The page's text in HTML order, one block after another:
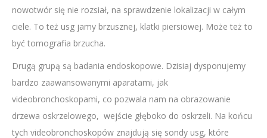
nowotwór się nie rozsiał, na sprawdzenie lokalizacji w całym
ciele. To też usg jamy brzusznej, klatki piersiowej. Może też to
być tomografia brzucha.
Drugą grupą są badania endoskopowe. Dzisiaj dysponujemy
bardzo zaawansowanymi aparatami, jak
videobronchoskopami, co pozwala nam na obrazowanie
drzewa oskrzelowego, wejście głęboko do oskrzeli. Na końcu
tych videobronchoskopów znajdują się sondy usg, które